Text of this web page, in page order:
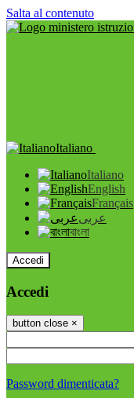
Salta al contenuto
Italiano
Italiano
English
Français
عربى
বাংলা
Accedi
Accedi
button close ×
Password dimenticata?